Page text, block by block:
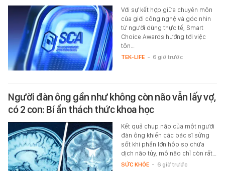
Với sự kết hợp giữa chuyên môn
của giới công nghệ và góc nhìn
từ người dùng thực tế, Smart
Choice Awards hướng tới việc
tôn…
TEK-LIFE - 6 giờ trước
Người đàn ông gần như không còn não vẫn lấy vợ,
có 2 con: Bí ẩn thách thức khoa học
Kết quả chụp não của một người
đàn ông khiến các bác sĩ sửng
sốt khi phần lớn hộp sọ chứa
dịch não tủy, mô não chỉ còn rất…
SỨC KHỎE - 6 giờ trước